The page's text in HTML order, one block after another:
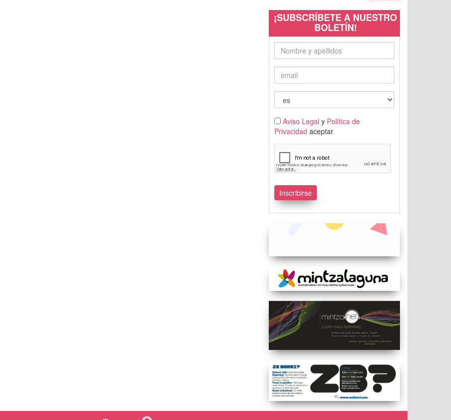
¡SUBSCRÍBETE A NUESTRO
BOLETÍN!
Aviso Legal y Política de
Privacidad aceptar